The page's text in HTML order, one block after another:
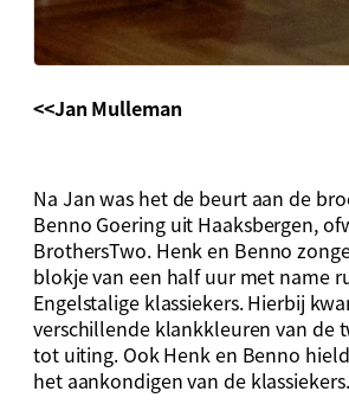
<<Jan Mulleman
Na Jan was het de beurt aan de
Benno Goering uit Haaksbergen,
BrothersTwo. Henk en Benno
blokje van een half uur met name
Engelstalige klassiekers. Hierbij
verschillende klankkleuren van de
tot uiting. Ook Henk en Benno
het aankondigen van de klassiekers.